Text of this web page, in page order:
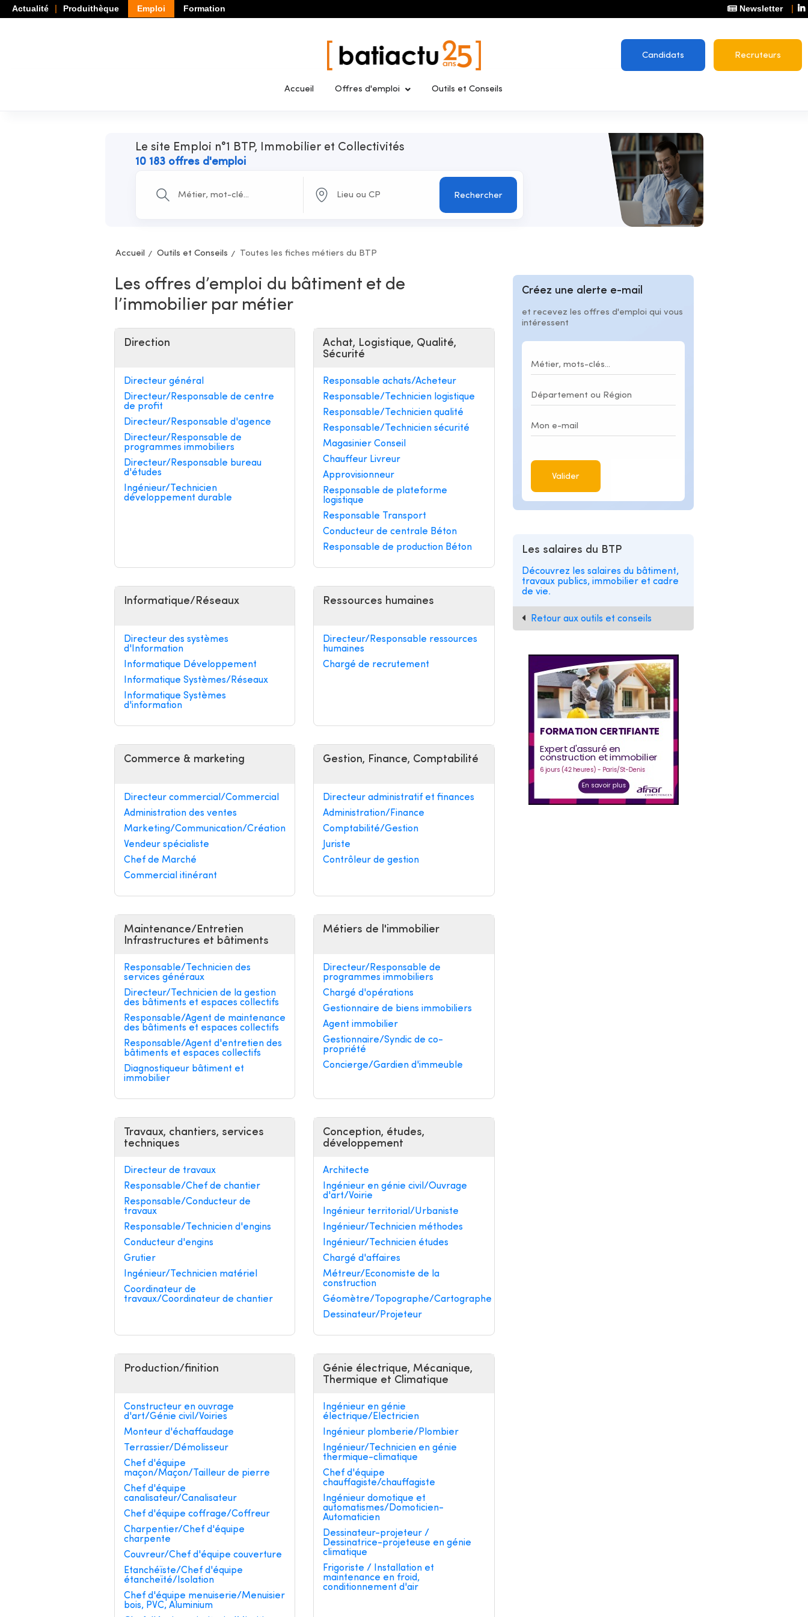
Actualité Produithèque Emploi Formation Newsletter
Candidats Recruteurs
Accueil Offres d'emploi Outils et Conseils
Le site Emploi n°1 BTP, Immobilier et Collectivités
10 183 offres d'emploi
Rechercher
Accueil Outils et Conseils Toutes les fiches métiers du BTP
Les offres d’emploi du bâtiment et de
l’immobilier par métier
Direction
Directeur général
Directeur/Responsable de centre
de profit
Directeur/Responsable d'agence
Directeur/Responsable de
programmes immobiliers
Directeur/Responsable bureau
d'études
Ingénieur/Technicien
développement durable
Achat, Logistique, Qualité,
Sécurité
Responsable achats/Acheteur
Responsable/Technicien logistique
Responsable/Technicien qualité
Responsable/Technicien sécurité
Magasinier Conseil
Chauffeur Livreur
Approvisionneur
Responsable de plateforme
logistique
Responsable Transport
Conducteur de centrale Béton
Responsable de production Béton
Informatique/Réseaux
Directeur des systèmes
d'Information
Informatique Développement
Informatique Systèmes/Réseaux
Informatique Systèmes
d'information
Ressources humaines
Directeur/Responsable ressources
humaines
Chargé de recrutement
Commerce & marketing
Directeur commercial/Commercial
Administration des ventes
Marketing/Communication/Création
Vendeur spécialiste
Chef de Marché
Commercial itinérant
Gestion, Finance, Comptabilité
Directeur administratif et finances
Administration/Finance
Comptabilité/Gestion
Juriste
Contrôleur de gestion
Maintenance/Entretien
Infrastructures et bâtiments
Responsable/Technicien des
services généraux
Directeur/Technicien de la gestion
des bâtiments et espaces collectifs
Responsable/Agent de maintenance
des bâtiments et espaces collectifs
Responsable/Agent d'entretien des
bâtiments et espaces collectifs
Diagnostiqueur bâtiment et
immobilier
Métiers de l'immobilier
Directeur/Responsable de
programmes immobiliers
Chargé d'opérations
Gestionnaire de biens immobiliers
Agent immobilier
Gestionnaire/Syndic de co-
propriété
Concierge/Gardien d'immeuble
Travaux, chantiers, services
techniques
Directeur de travaux
Responsable/Chef de chantier
Responsable/Conducteur de
travaux
Responsable/Technicien d'engins
Conducteur d'engins
Grutier
Ingénieur/Technicien matériel
Coordinateur de
travaux/Coordinateur de chantier
Conception, études,
développement
Architecte
Ingénieur en génie civil/Ouvrage
d'art/Voirie
Ingénieur territorial/Urbaniste
Ingénieur/Technicien méthodes
Ingénieur/Technicien études
Chargé d'affaires
Métreur/Economiste de la
construction
Géomètre/Topographe/Cartographe
Dessinateur/Projeteur
Production/finition
Constructeur en ouvrage
d'art/Génie civil/Voiries
Monteur d'échaffaudage
Terrassier/Démolisseur
Chef d'équipe
maçon/Maçon/Tailleur de pierre
Chef d'équipe
canalisateur/Canalisateur
Chef d'équipe coffrage/Coffreur
Charpentier/Chef d'équipe
charpente
Couvreur/Chef d'équipe couverture
Etanchéïste/Chef d'équipe
étancheïté/Isolation
Chef d'équipe menuiserie/Menuisier
bois, PVC, Aluminium
Génie électrique, Mécanique,
Thermique et Climatique
Ingénieur en génie
électrique/Electricien
Ingénieur plomberie/Plombier
Ingénieur/Technicien en génie
thermique-climatique
Chef d'équipe
chauffagiste/chauffagiste
Ingénieur domotique et
automatismes/Domoticien-
Automaticien
Dessinateur-projeteur /
Dessinatrice-projeteuse en génie
climatique
Frigoriste / Installation et
maintenance en froid,
conditionnement d'air
Créez une alerte e-mail
et recevez les offres d'emploi qui vous
intéressent
Valider
Les salaires du BTP
Découvrez les salaires du bâtiment,
travaux publics, immobilier et cadre
de vie.
Retour aux outils et conseils